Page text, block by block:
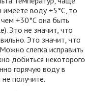
имеете воду +5°C, то
+30°C она быть
Это не значит, что
Это значит, что
слегка исправить
добиться некоторого
горячую воду в
не получите.